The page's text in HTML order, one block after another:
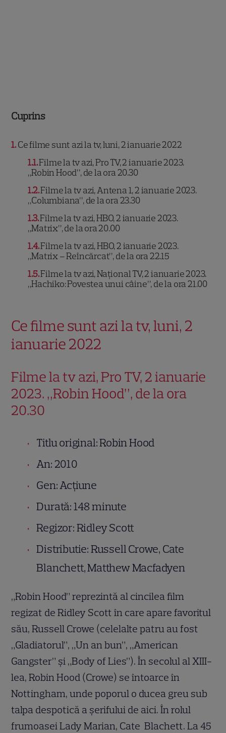
Cuprins
1 Ce filme sunt azi la tv, luni, 2 ianuarie 2022
1.1Filme la tv azi, Pro TV, 2 ianuarie 2023.
„Robin Hood”, de la ora 20.30
1.2Filme la tv azi, Antena 1, 2 ianuarie 2023.
„Columbiana”, de la ora 23.30
1.3Filme la tv azi, HBO, 2 ianuarie 2023.
„Matrix”, de la ora 20.00
1.4Filme la tv azi, HBO, 2 ianuarie 2023.
„Matrix – Reîncărcat”, de la ora 22.15
1.5Filme la tv azi, Național TV, 2 ianuarie 2023.
„Hachiko: Povestea unui câine”, de la ora 21.00
Ce filme sunt azi la tv, luni, 2
ianuarie 2022
Filme la tv azi, Pro TV, 2 ianuarie
2023. „Robin Hood”, de la ora
20.30
Titlu original: Robin Hood
An: 2010
Gen: Acțiune
Durată: 148 minute
Regizor: Ridley Scott
Distributie: Russell Crowe, Cate
Blanchett, Matthew Macfadyen
„Robin Hood” reprezintă al cincilea film
regizat de Ridley Scott în care apare favoritul
său, Russell Crowe (celelalte patru au fost
„Gladiatorul”, „Un an bun”, „American
Gangster” și „Body of Lies”). În secolul al XIII-
lea, Robin Hood (Crowe) se întoarce în
Nottingham, unde poporul o ducea greu sub
talpa despotică a șerifului de aici. În rolul
frumoasei Lady Marian, Cate Blachett. La 45